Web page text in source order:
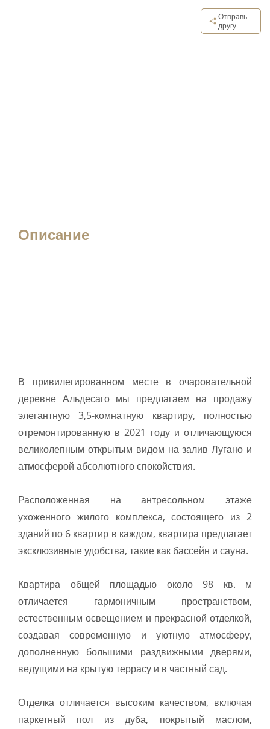
Отправь
другу
Описание
В привилегированном месте в очаровательной
деревне Альдесаго мы предлагаем на продажу
элегантную 3,5-комнатную квартиру, полностью
отремонтированную в 2021 году и отличающуюся
великолепным открытым видом на залив Лугано и
атмосферой абсолютного спокойствия.
Расположенная на антресольном этаже
ухоженного жилого комплекса, состоящего из 2
зданий по 6 квартир в каждом, квартира предлагает
эксклюзивные удобства, такие как бассейн и сауна.
Квартира общей площадью около 98 кв. м
отличается гармоничным пространством,
естественным освещением и прекрасной отделкой,
создавая современную и уютную атмосферу,
дополненную большими раздвижными дверями,
ведущими на крытую террасу и в частный сад.
Отделка отличается высоким качеством, включая
паркетный пол из дуба, покрытый маслом,